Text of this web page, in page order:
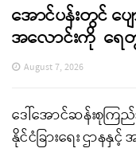
အောင်ပန်းတွင်
အလောင်းကို ရေ
August 7, 2026
ဒေါ်အောင်ဆန်းစုကြည်
နိုင်ငံခြားရေး ဌာနနှ